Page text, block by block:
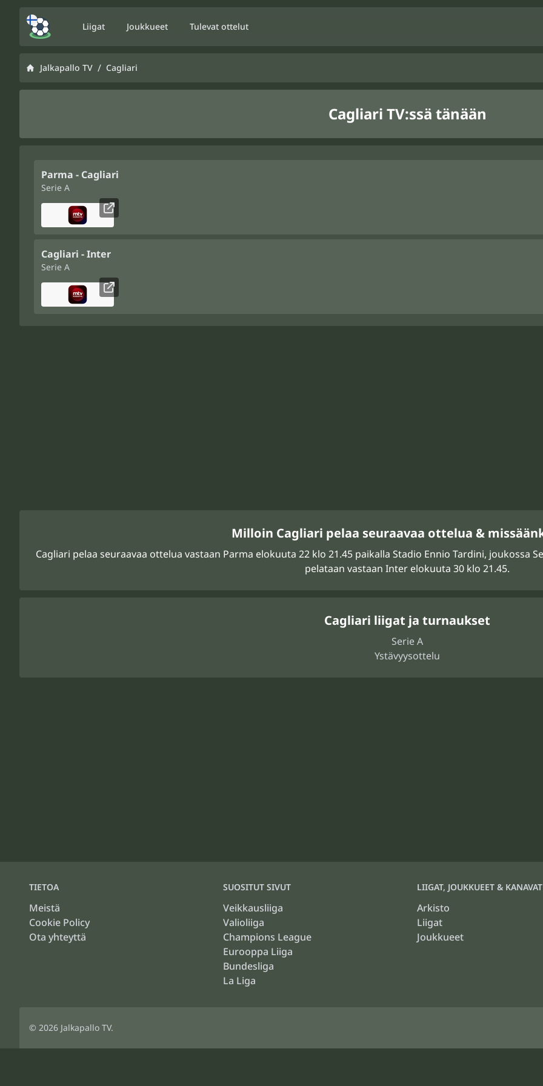
Liigat Joukkueet Tulevat ottelut
Jalkapallo TV / Cagliari
Cagliari TV:ssä tänään
Parma - Cagliari
Serie A
Cagliari - Inter
Serie A
Milloin Cagliari pelaa seuraavaa ottelua &
Cagliari pelaa seuraavaa ottelua vastaan Parma elokuuta 22 klo 21.45 paikalla Stadio Ennio Tardini, joukossa
pelataan vastaan Inter elokuuta 30 klo 21.45.
Cagliari liigat ja turnaukset
Serie A
Ystävyysottelu
TIETOA
Meistä
Cookie Policy
Ota yhteyttä
SUOSITUT SIVUT
Veikkausliiga
Valioliiga
Champions League
Eurooppa Liiga
Bundesliga
La Liga
LIIGAT, JOUKKUEET & KANAVAT
Arkisto
Liigat
Joukkueet
© 2026 Jalkapallo TV.